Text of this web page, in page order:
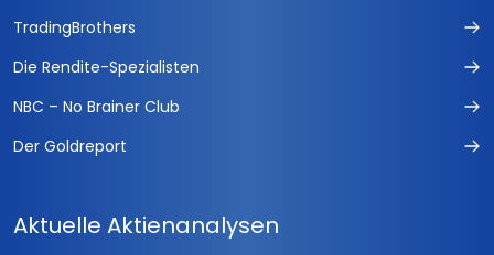
TradingBrothers
Die Rendite-Spezialisten
NBC – No Brainer Club
Der Goldreport
Aktuelle Aktienanalysen